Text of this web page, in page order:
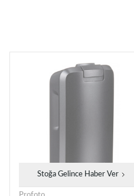
Stoğa Gelince Haber Ver